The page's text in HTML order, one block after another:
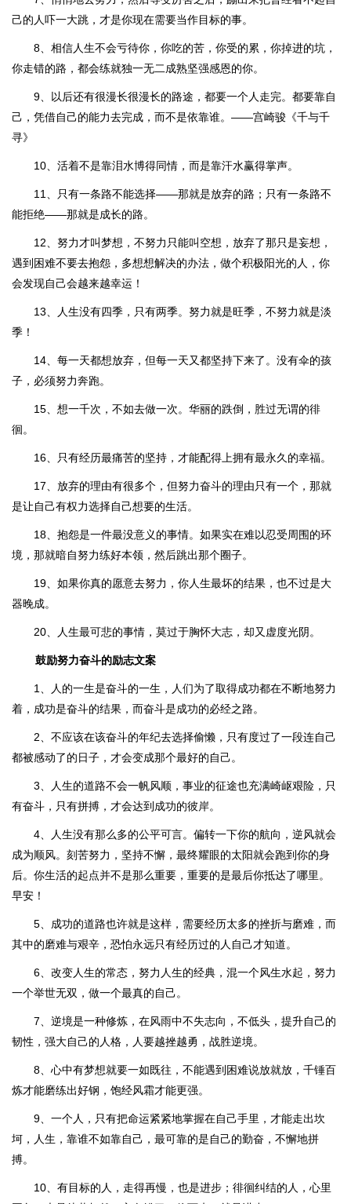
己的人吓一大跳，才是你现在需要当作目标的事。
8、相信人生不会亏待你，你吃的苦，你受的累，你掉进的坑，
你走错的路，都会练就独一无二成熟坚强感恩的你。
9、以后还有很漫长很漫长的路途，都要一个人走完。都要靠自
己，凭借自己的能力去完成，而不是依靠谁。——宫崎骏《千与千
寻》
10、活着不是靠泪水博得同情，而是靠汗水赢得掌声。
11、只有一条路不能选择——那就是放弃的路；只有一条路不
能拒绝——那就是成长的路。
12、努力才叫梦想，不努力只能叫空想，放弃了那只是妄想，
遇到困难不要去抱怨，多想想解决的办法，做个积极阳光的人，你
会发现自己会越来越幸运！
13、人生没有四季，只有两季。努力就是旺季，不努力就是淡
季！
14、每一天都想放弃，但每一天又都坚持下来了。没有伞的孩
子，必须努力奔跑。
15、想一千次，不如去做一次。华丽的跌倒，胜过无谓的徘
徊。
16、只有经历最痛苦的坚持，才能配得上拥有最永久的幸福。
17、放弃的理由有很多个，但努力奋斗的理由只有一个，那就
是让自己有权力选择自己想要的生活。
18、抱怨是一件最没意义的事情。如果实在难以忍受周围的环
境，那就暗自努力练好本领，然后跳出那个圈子。
19、如果你真的愿意去努力，你人生最坏的结果，也不过是大
器晚成。
20、人生最可悲的事情，莫过于胸怀大志，却又虚度光阴。
鼓励努力奋斗的励志文案
1、人的一生是奋斗的一生，人们为了取得成功都在不断地努力
着，成功是奋斗的结果，而奋斗是成功的必经之路。
2、不应该在该奋斗的年纪去选择偷懒，只有度过了一段连自己
都被感动了的日子，才会变成那个最好的自己。
3、人生的道路不会一帆风顺，事业的征途也充满崎岖艰险，只
有奋斗，只有拼搏，才会达到成功的彼岸。
4、人生没有那么多的公平可言。偏转一下你的航向，逆风就会
成为顺风。刻苦努力，坚持不懈，最终耀眼的太阳就会跑到你的身
后。你生活的起点并不是那么重要，重要的是最后你抵达了哪里。
早安！
5、成功的道路也许就是这样，需要经历太多的挫折与磨难，而
其中的磨难与艰辛，恐怕永远只有经历过的人自己才知道。
6、改变人生的常态，努力人生的经典，混一个风生水起，努力
一个举世无双，做一个最真的自己。
7、逆境是一种修炼，在风雨中不失志向，不低头，提升自己的
韧性，强大自己的人格，人要越挫越勇，战胜逆境。
8、心中有梦想就要一如既往，不能遇到困难说放就放，千锤百
炼才能磨练出好钢，饱经风霜才能更强。
9、一个人，只有把命运紧紧地掌握在自己手里，才能走出坎
坷，人生，靠谁不如靠自己，最可靠的是自己的勤奋，不懈地拼
搏。
10、有目标的人，走得再慢，也是进步；徘徊纠结的人，心里